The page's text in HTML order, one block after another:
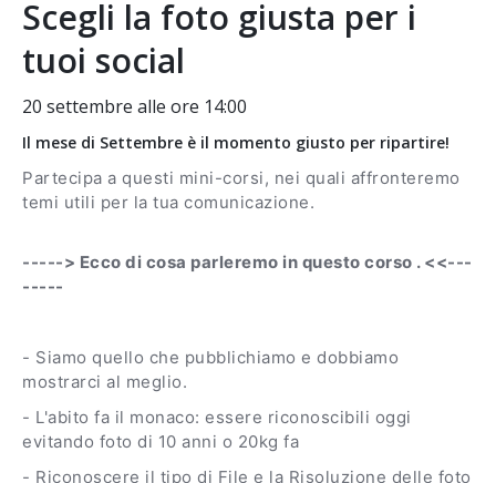
Scegli la foto giusta per i
tuoi social
20 settembre alle ore 14:00
Il mese di Settembre è il momento giusto per ripartire!
Partecipa a questi mini-corsi, nei quali affronteremo
temi utili per la tua comunicazione.
-----> Ecco di cosa parleremo in questo corso . <<---
-----
- Siamo quello che pubblichiamo e dobbiamo
mostrarci al meglio.
- L'abito fa il monaco: essere riconoscibili oggi
evitando foto di 10 anni o 20kg fa
- Riconoscere il tipo di File e la Risoluzione delle foto